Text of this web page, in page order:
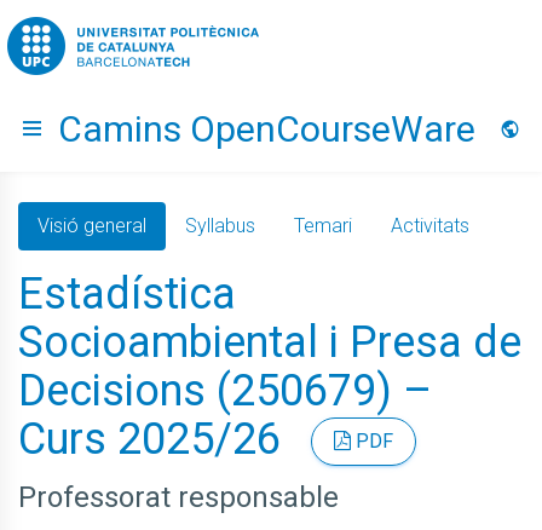
Go to upc.edu
Hide menu
Camins OpenCourseWare
Visió general Syllabus Temari Activitats
Estadística
Socioambiental i Presa de
Decisions (250679) –
Curs 2025/26
PDF
Professorat responsable